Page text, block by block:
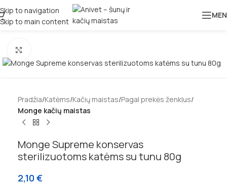
Skip to navigation
Skip to main content
Pradžia Katėms Kačių maistas Pagal prekės ženklus
Monge kačių maistas
Monge Supreme konservas
sterilizuotoms katėms su tunu 80g
2,10 €